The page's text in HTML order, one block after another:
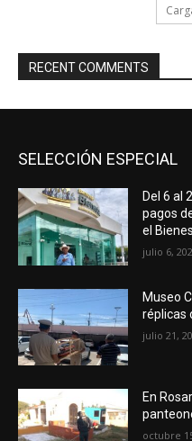
RECENT COMMENTS
SELECCIÓN ESPECIAL
Del 6 al
pagos
el
julio 6,
Museo
réplicas
julio 21,
En
octubre